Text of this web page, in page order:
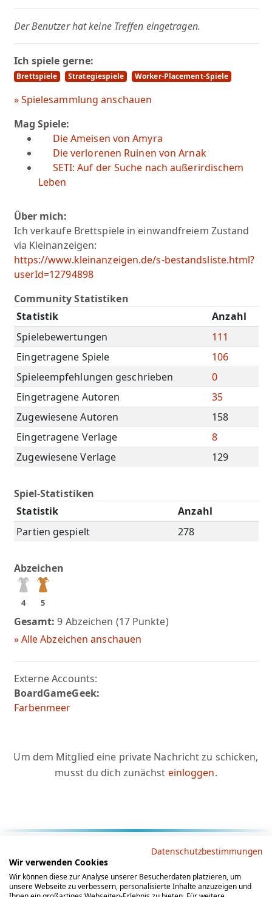
Der Benutzer hat keine Treffen eingetragen.
Ich spiele gerne:
Brettspiele Strategiespiele Worker-Placement-Spiele
» Spielesammlung anschauen
Mag Spiele:
Die Ameisen von Amyra
Die verlorenen Ruinen von Arnak
SETI: Auf der Suche nach außerirdischem
Leben
Über mich:
Ich verkaufe Brettspiele in einwandfreiem Zustand
via Kleinanzeigen:
https://www.kleinanzeigen.de/s-bestandsliste.html?
userId=12794898
Community Statistiken
Statistik
Anzahl
Spielebewertungen
111
Eingetragene Spiele
106
Spieleempfehlungen geschrieben
0
Eingetragene Autoren
35
Zugewiesene Autoren
158
Eingetragene Verlage
8
Zugewiesene Verlage
129
Spiel-Statistiken
Statistik
Anzahl
Partien gespielt
278
Abzeichen
4 5
Gesamt: 9 Abzeichen (17 Punkte)
» Alle Abzeichen anschauen
Externe Accounts:
BoardGameGeek:
Farbenmeer
Um dem Mitglied eine private Nachricht zu schicken,
musst du dich zunächst einloggen.
AGB Datenschutz
Impressum
Social Media
Datenschutzbestimmungen
Wir verwenden Cookies
Wir können diese zur Analyse unserer Besucherdaten platzieren, um
unsere Webseite zu verbessern, personalisierte Inhalte anzuzeigen und